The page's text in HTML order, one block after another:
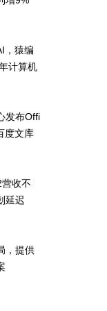
，猿编
计算机
发布Offi
度文库
收不
延迟
，提供